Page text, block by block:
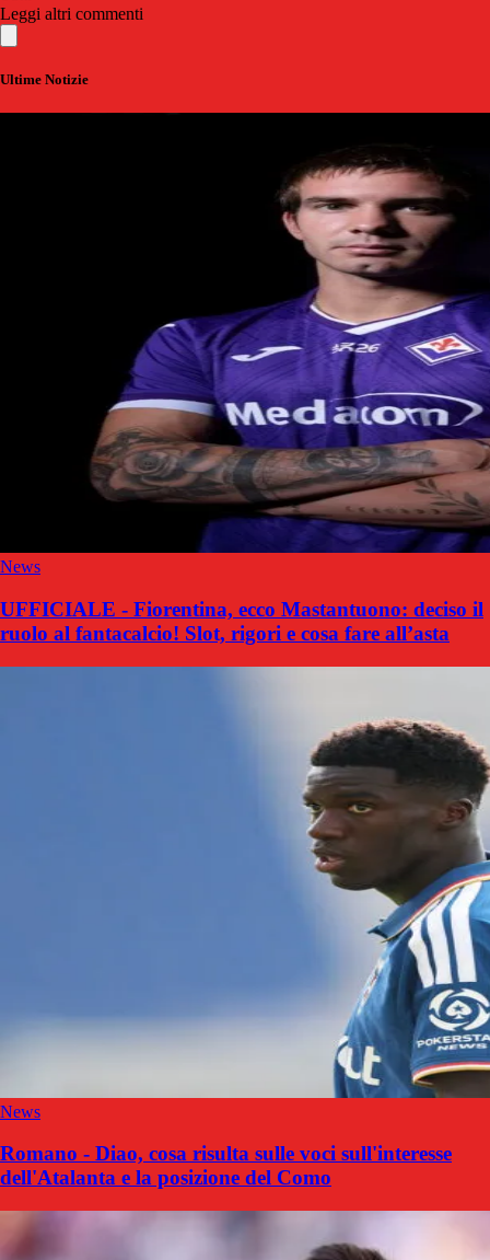
Leggi altri commenti
Ultime Notizie
News
UFFICIALE - Fiorentina, ecco Mastantuono: deciso il
ruolo al fantacalcio! Slot, rigori e cosa fare all’asta
News
Romano - Diao, cosa risulta sulle voci sull'interesse
dell'Atalanta e la posizione del Como